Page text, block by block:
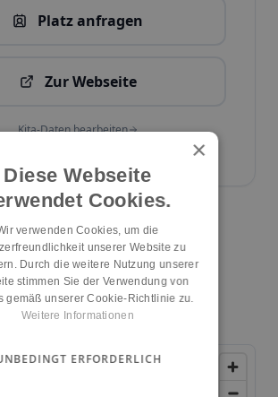
Platz anfragen
Zur Webseite
Kita-Daten bearbeiten
Kita melden
Berlin, Charlottenburg
×
Diese Webseite
Cookies.
verwenden Cookies, um die
unserer Website zu
Durch die weitere Nutzung unserer
stimmen Sie der Verwendung von
gemäß unserer Cookie-Richtlinie zu.
Weitere Informationen
ERFORDERLICH